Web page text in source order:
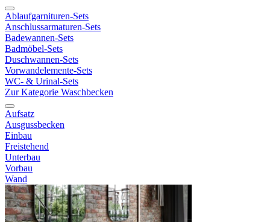
Ablaufgarnituren-Sets
Anschlussarmaturen-Sets
Badewannen-Sets
Badmöbel-Sets
Duschwannen-Sets
Vorwandelemente-Sets
WC- & Urinal-Sets
Zur Kategorie Waschbecken
Aufsatz
Ausgussbecken
Einbau
Freistehend
Unterbau
Vorbau
Wand